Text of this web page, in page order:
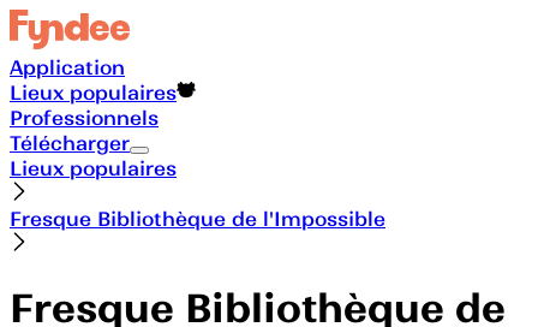
Application
Lieux populaires
Professionnels
Télécharger
Lieux populaires
Fresque Bibliothèque de l'Impossible
Fresque Bibliothèque de